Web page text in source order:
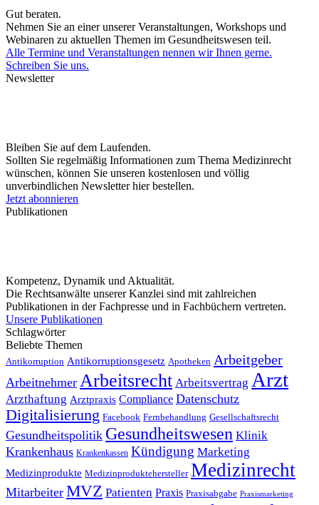
Gut beraten.
Nehmen Sie an einer unserer Veranstaltungen, Workshops und
Webinaren zu aktuellen Themen im Gesundheitswesen teil.
Alle Termine und Veranstaltungen nennen wir Ihnen gerne.
Schreiben Sie uns.
Newsletter
Bleiben Sie auf dem Laufenden.
Sollten Sie regelmäßig Informationen zum Thema Medizinrecht
wünschen, können Sie unseren kostenlosen und völlig
unverbindlichen Newsletter hier bestellen.
Jetzt abonnieren
Publikationen
Kompetenz, Dynamik und Aktualität.
Die Rechtsanwälte unserer Kanzlei sind mit zahlreichen
Publikationen in der Fachpresse und in Fachbüchern vertreten.
Unsere Publikationen
Schlagwörter
Beliebte Themen
Antikorruption Antikorruptionsgesetz Apotheken Arbeitgeber
Arbeitnehmer Arbeitsrecht Arbeitsvertrag Arzt
Arzthaftung Arztpraxis Compliance Datenschutz
Digitalisierung Facebook Fernbehandlung Gesellschaftsrecht
Gesundheitspolitik Gesundheitswesen Klinik
Krankenhaus Krankenkassen Kündigung Marketing
Medizinprodukte Medizinproduktehersteller Medizinrecht
Mitarbeiter MVZ Patienten Praxis Praxisabgabe Praxismarketing